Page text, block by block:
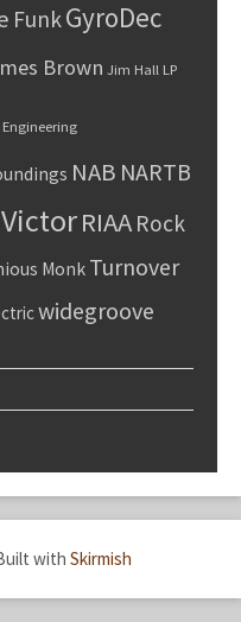
FunkGyroDec
Brown Jim Hall LP
NAB NARTB
VictorRIAA Rock
Monk Turnover
widegroove
with Skirmish